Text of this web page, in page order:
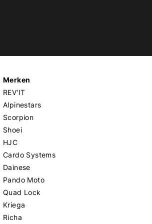
Merken
REV'IT
Alpinestars
Scorpion
Shoei
HJC
Cardo Systems
Dainese
Pando Moto
Quad Lock
Kriega
Richa